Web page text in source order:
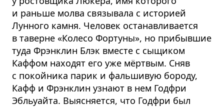
и раньше молва связывала с историей
Лунного камня. Человек останавливается
в таверне «Колесо Фортуны», но прибывшие
туда Фрэнклин Блэк вместе с сыщиком
Каффом находят его уже мёртвым. Сняв
с покойника парик и фальшивую бороду,
Кафф и Фрэнклин узнают в нем Годфри
Эбльуайта. Выясняется, что Годфри был